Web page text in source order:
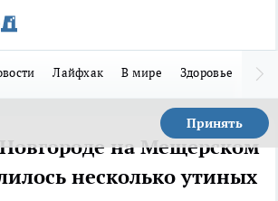
Лайфхак В мире Здоровье
Принять
на Мещерском
несколько утиных